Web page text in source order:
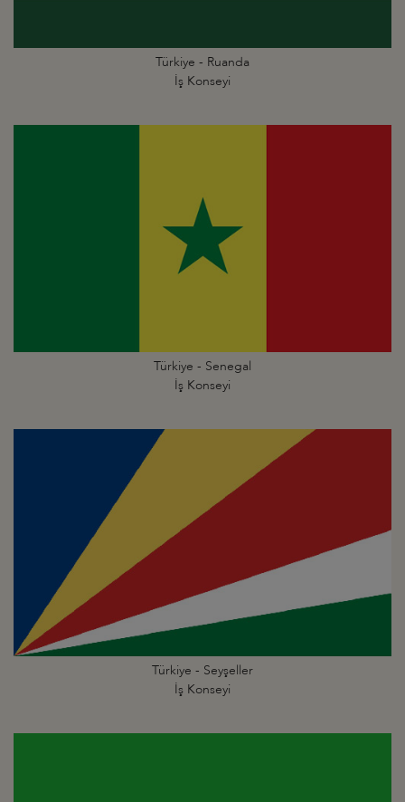
Türkiye - Ruanda
İş Konseyi
Türkiye - Senegal
İş Konseyi
Türkiye - Seyşeller
İş Konseyi